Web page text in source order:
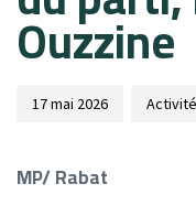
Ouzzine
17 mai 2026
MP/ Rabat